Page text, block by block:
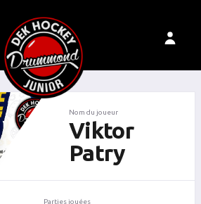
Nom du joueur
Viktor
Patry
Parties jouées